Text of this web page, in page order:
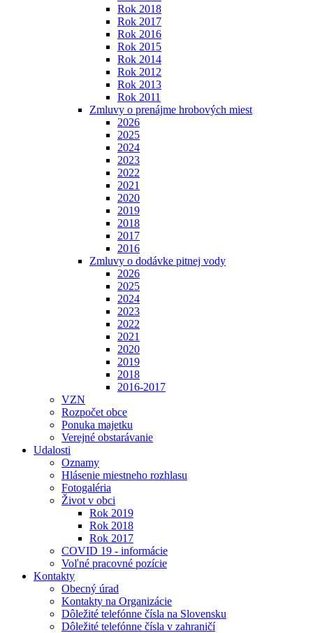
Rok 2018
Rok 2017
Rok 2016
Rok 2015
Rok 2014
Rok 2012
Rok 2013
Rok 2011
Zmluvy o prenájme hrobových miest
2026
2025
2024
2023
2022
2021
2020
2019
2018
2017
2016
Zmluvy o dodávke pitnej vody
2026
2025
2024
2023
2022
2021
2020
2019
2018
2016-2017
VZN
Rozpočet obce
Ponuka majetku
Verejné obstarávanie
Udalosti
Oznamy
Hlásenie miestneho rozhlasu
Fotogaléria
Život v obci
Rok 2019
Rok 2018
Rok 2017
COVID 19 - informácie
Voľné pracovné pozície
Kontakty
Obecný úrad
Kontakty na Organizácie
Dôležité telefónne čísla na Slovensku
Dôležité telefónne čísla v zahraničí